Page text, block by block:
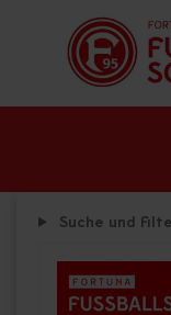
Suche und